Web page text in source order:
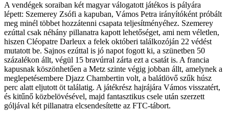
A vendégek soraiban két magyar válogatott játékos is pályára
lépett: Szemerey Zsófi a kapuban, Vámos Petra irányítóként próbált
meg minél többet hozzátenni csapata teljesítményéhez. Szemerey
ezúttal csak néhány pillanatra kapott lehetőséget, ami nem véletlen,
hiszen Cléopatre Darleux a felek októberi találkozóján 22 védést
mutatott be. Sajnos ezúttal is jó napot fogott ki, a szünetben 50
százalékon állt, végül 15 bravúrral zárta ezt a csatát is. A francia
kapusnak köszönhetően a Metz szinte végig jobban állt, amelynek a
meglepetésembere Djazz Chambertin volt, a balátlövő szűk húsz
perc alatt eljutott öt találatig. A játékrész hajrájára Vámos visszatért,
és kitűnő közbelövésével, majd fantasztikus csele után szerzett
góljával két pillanatra elcsendesítette az FTC-tábort.